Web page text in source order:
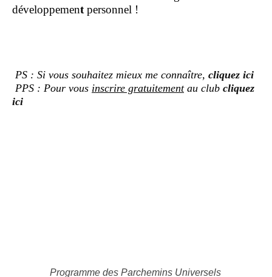
développement personnel !
PS : Si vous souhaitez mieux me connaître, cliquez ici
PPS : Pour vous inscrire gratuitementau club cliquez
ici
Programme des Parchemins Universels